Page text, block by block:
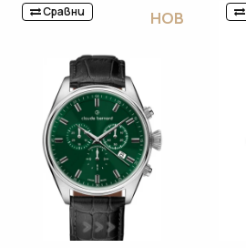
Сравни НОВ